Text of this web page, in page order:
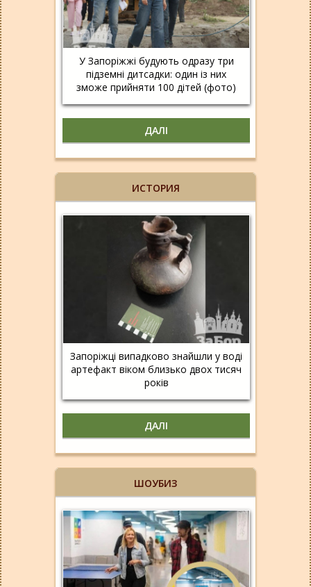
У Запоріжжі будують одразу три
підземні дитсадки: один із них
зможе прийняти 100 дітей (фото)
ДАЛІ
ИСТОРИЯ
Запоріжці випадково знайшли у воді
артефакт віком близько двох тисяч
років
ДАЛІ
ШОУБИЗ